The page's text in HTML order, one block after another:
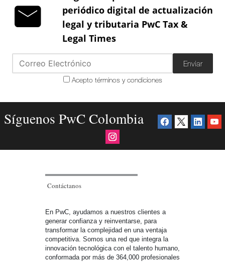
periódico digital de actualización
legal y tributaria PwC Tax &
Legal Times
Enviar
Acepto términos y condiciones
Síguenos PwC Colombia
Contáctanos
En PwC, ayudamos a nuestros clientes a
generar confianza y reinventarse, para
transformar la complejidad en una ventaja
competitiva. Somos una red que integra la
innovación tecnológica con el talento humano,
conformada por más de 364,000 profesionales